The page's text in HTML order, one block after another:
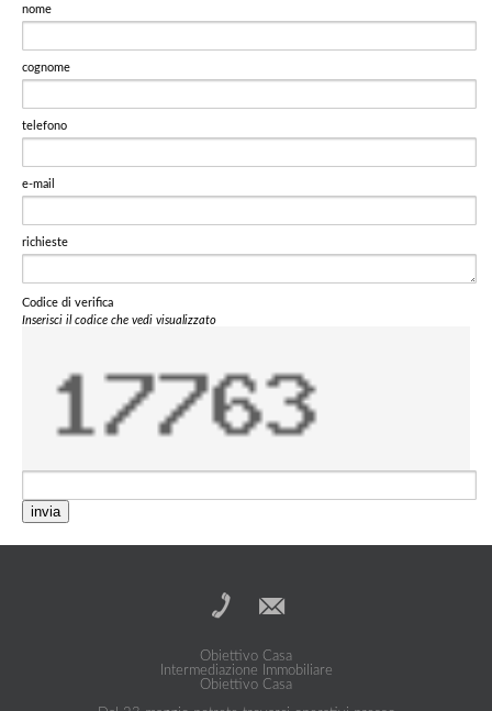
nome
cognome
telefono
e-mail
richieste
Codice di verifica
Inserisci il codice che vedi visualizzato
invia
Obiettivo Casa
Intermediazione Immobiliare
Obiettivo Casa